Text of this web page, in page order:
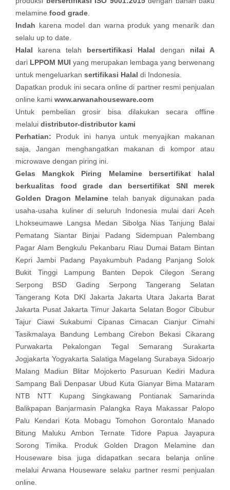
melamine food grade
Indah karena model dan warna produk yang menarik dan
selalu up to date.
Halal karena telah bersertifikasi Halal dengan nilai A
dari LPPOM MUI yang merupakan lembaga yang berwenang
untuk mengeluarkan sertifikasi Halal di Indonesia.
Dapatkan produk ini secara online di partner resmi penjualan
online kami www.arwanahouseware.com
Untuk pembelian grosir bisa dilakukan secara offline
melalui distributor-distributor kami
Perhatian: Produk ini hanya untuk menyajikan makanan
saja, Jangan menghangatkan makanan di kompor atau
microwave dengan piring ini.
Gelas Mangkok Piring Melamine bersertifikat halal
berkualitas food grade dan bersertifikat SNI merek
Golden Dragon Melamine telah banyak digunakan pada
usaha-usaha kuliner di seluruh Indonesia mulai dari Aceh
Lhokseumawe Langsa Medan Sibolga Nias Tanjung Balai
Pematang Siantar Binjai Padang Sidempuan Palembang
Pagar Alam Bengkulu Pekanbaru Riau Dumai Batam Bintan
Kepri Jambi Padang Payakumbuh Padang Panjang Solok
Bukit Tinggi Lampung Banten Depok Cilegon Serang
Serpong BSD Gading Serpong Tangerang Selatan
Tangerang Kota DKI Jakarta Jakarta Utara Jakarta Barat
Jakarta Pusat Jakarta Timur Jakarta Selatan Bogor Cibubur
Tajur Ciawi Sukabumi Cipanas Cimacan Cianjur Cimahi
Tasikmalaya Bandung Lembang Cirebon Bekasi Cikarang
Purwakarta Pekalongan Tegal Semarang Surakarta
Jogjakarta Yogyakarta Salatiga Magelang Surabaya Sidoarjo
Malang Madiun Blitar Mojokerto Pasuruan Kediri Madura
Sampang Bali Denpasar Ubud Kuta Gianyar Bima Mataram
NTB NTT Kupang Singkawang Pontianak Samarinda
Balikpapan Banjarmasin Palangka Raya Makassar Palopo
Palu Kendari Kota Mobagu Tomohon Gorontalo Manado
Bitung Maluku Ambon Ternate Tidore Papua Jayapura
Sorong Timika. Produk Golden Dragon Melamine dan
Houseware bisa juga didapatkan secara belanja online
melalui Arwana Houseware selaku partner resmi penjualan
online.